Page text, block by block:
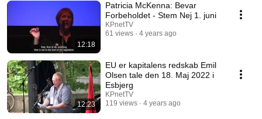
12:18
Patricia McKenna: Bevar
Forbeholdet - Stem Nej 1. juni
KPnetTV
61 views
4 years ago
12:23
EU er kapitalens redskab Emil
Olsen tale den 18. Maj 2022 i
Esbjerg
KPnetTV
119 views
4 years ago